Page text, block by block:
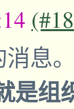
消息
是组